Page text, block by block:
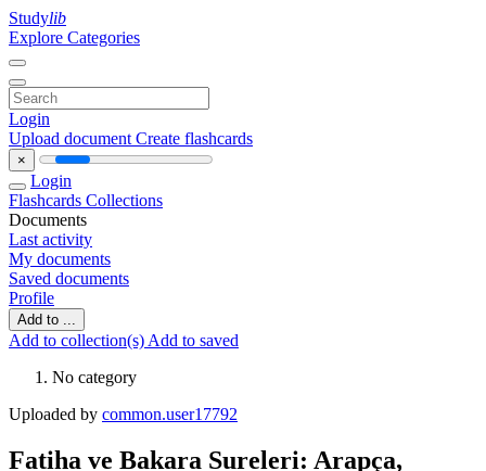
Studylib
Explore Categories
Login
Upload document Create flashcards
×
Login
Flashcards Collections
Documents
Last activity
My documents
Saved documents
Profile
Add to ...
Add to collection(s) Add to saved
No category
Uploaded by common.user17792
Fatiha ve Bakara Sureleri: Arapça,